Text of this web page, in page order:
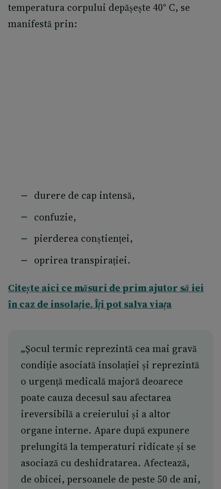
temperatura corpului depășește 40° C, se
manifestă prin:
durere de cap intensă,
confuzie,
pierderea conștienței,
oprirea transpirației.
Citește aici ce măsuri de prim ajutor să iei
în caz de insolație. Îți pot salva viața
„Șocul termic reprezintă cea mai gravă
condiție asociată insolației și reprezintă
o urgență medicală majoră deoarece
poate cauza decesul sau afectarea
ireversibilă a creierului și a altor
organe interne. Apare după expunere
prelungită la temperaturi ridicate și se
asociază cu deshidratarea. Afectează,
de obicei, persoanele de peste 50 de ani,